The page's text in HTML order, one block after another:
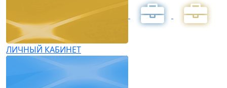
ЛИЧНЫЙ КАБИНЕТ